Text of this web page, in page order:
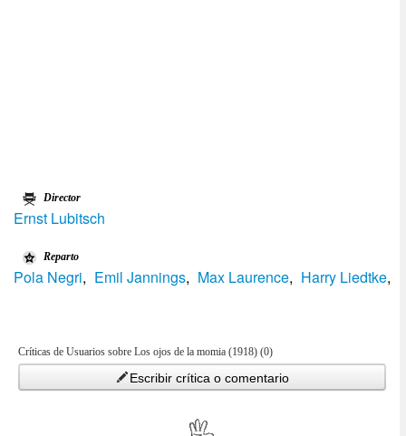
Director
Ernst Lubitsch
Reparto
Pola Negri, Emil Jannings, Max Laurence, Harry Liedtke,
Críticas de Usuarios sobre Los ojos de la momia (1918) (0)
Escribir crítica o comentario